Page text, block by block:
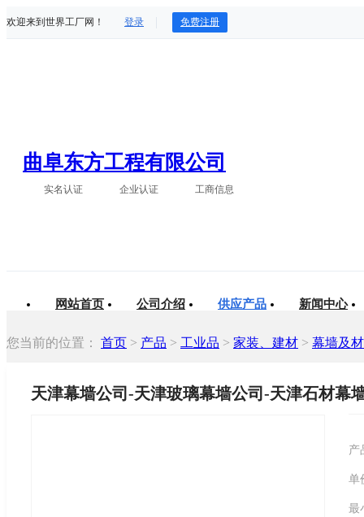
欢迎来到世界工厂网！ 登录 免费注册
曲阜东方工程有限公司
实名认证 企业认证 工商信息
网站首页 公司介绍 供应产品 新闻中心
您当前的位置： 首页 > 产品 > 工业品 > 家装、建材 > 幕墙及
天津幕墙公司-天津玻璃幕墙公司-天津石材幕
产
单
最